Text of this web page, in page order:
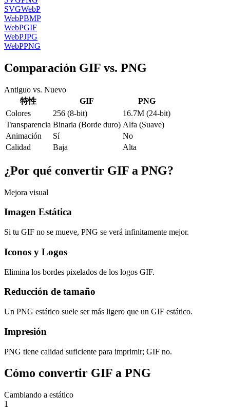
SVGWebP
WebPBMP
WebPGIF
WebPJPG
WebPPNG
Comparación GIF vs. PNG
Antiguo vs. Nuevo
特性
GIF
PNG
Colores
256 (8-bit)
16.7M (24-bit)
Transparencia Binaria (Borde duro) Alfa (Suave)
Animación
Sí
No
Calidad
Baja Alta
¿Por qué convertir GIF a PNG?
Mejora visual
Imagen Estática
Si tu GIF no se mueve, PNG se verá infinitamente mejor.
Iconos y Logos
Elimina los bordes pixelados de los logos GIF.
Reducción de tamaño
Un PNG estático suele ser más ligero que un GIF estático.
Impresión
PNG tiene calidad suficiente para imprimir; GIF no.
Cómo convertir GIF a PNG
Cambiando a estático
1